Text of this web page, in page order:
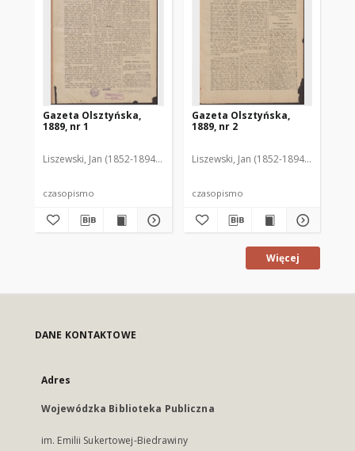
Gazeta Olsztyńska,
1889, nr 1
Liszewski, Jan (1852-1894). Red.
czasopismo
Gazeta Olsztyńska,
1889, nr 2
Liszewski, Jan (1852-1894). Red.
czasopismo
Więcej
DANE KONTAKTOWE
Adres
Wojewódzka Biblioteka Publiczna
im. Emilii Sukertowej-Biedrawiny